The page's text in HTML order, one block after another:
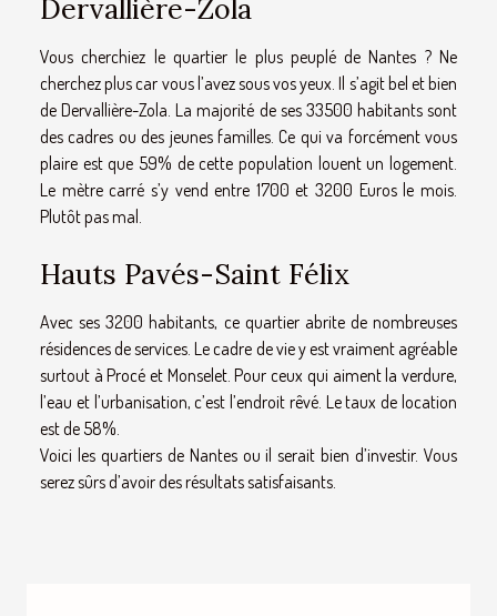
Dervallière-Zola
Vous cherchiez le quartier le plus peuplé de Nantes ? Ne
cherchez plus car vous l’avez sous vos yeux. Il s’agit bel et bien
de Dervallière-Zola. La majorité de ses 33500 habitants sont
des cadres ou des jeunes familles. Ce qui va forcément vous
plaire est que 59% de cette population louent un logement.
Le mètre carré s’y vend entre 1700 et 3200 Euros le mois.
Plutôt pas mal.
Hauts Pavés-Saint Félix
Avec ses 3200 habitants, ce quartier abrite de nombreuses
résidences de services. Le cadre de vie y est vraiment agréable
surtout à Procé et Monselet. Pour ceux qui aiment la verdure,
l’eau et l’urbanisation, c’est l’endroit rêvé. Le taux de location
est de 58%.
Voici les quartiers de Nantes ou il serait bien d’investir. Vous
serez sûrs d’avoir des résultats satisfaisants.